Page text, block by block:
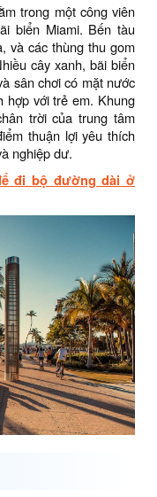
trong một công viên
biển Miami. Bến tàu
và các thùng thu gom
cây xanh, bãi biển
sân chơi có mặt nước
hợp với trẻ em. Khung
trời của trung tâm
thuận lợi yêu thích
nghiệp dư.
đi bộ đường dài ở